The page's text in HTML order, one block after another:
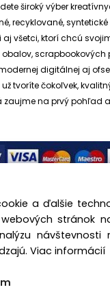
široký výber
recyklované,
všetci, ktorí chcú
digitálnej aj
už tvoríte čokoľvek,
na prvý pohľad
a ďalšie
stránok
Viac informácií